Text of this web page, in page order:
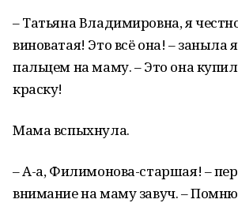
– Татьяна Владимировна, я
виноватая! Это всё она! – заныла
пальцем на маму. – Это она
краску!
Мама вспыхнула.
– А-а, Филимонова-старшая! –
внимание на маму завуч. –